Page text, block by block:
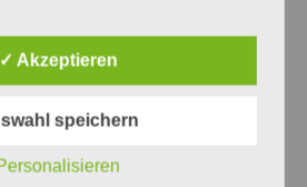
✓ Akzeptieren
speichern